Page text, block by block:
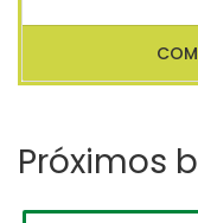
Próximos